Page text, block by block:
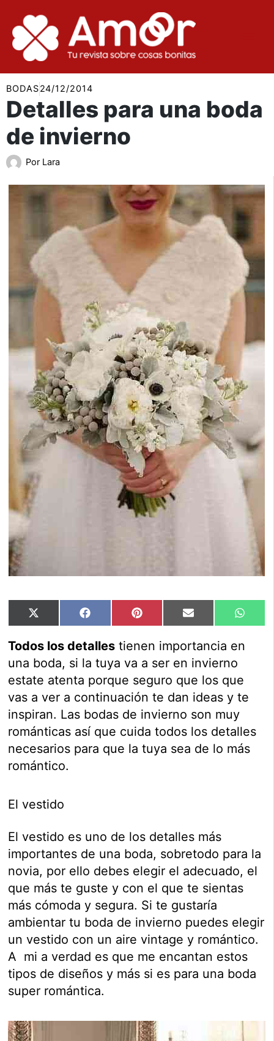
contenido
BODAS24/12/2014
Detalles para una boda
de invierno
Por Lara
Compartir
en
X
(Twitter)
Compartir
en
Facebook Compartir
en
Pinterest Compartir
en
Email
en
Todos los detalles tienen importancia en
una boda, si la tuya va a ser en invierno
estate atenta porque seguro que los que
vas a ver a continuación te dan ideas y te
inspiran. Las bodas de invierno son muy
románticas así que cuida todos los detalles
necesarios para que la tuya sea de lo más
romántico.
El vestido
El vestido es uno de los detalles más
importantes de una boda, sobretodo para la
novia, por ello debes elegir el adecuado, el
que más te guste y con el que te sientas
más cómoda y segura. Si te gustaría
ambientar tu boda de invierno puedes elegir
un vestido con un aire vintage y romántico.
A mi a verdad es que me encantan estos
tipos de diseños y más si es para una boda
super romántica.